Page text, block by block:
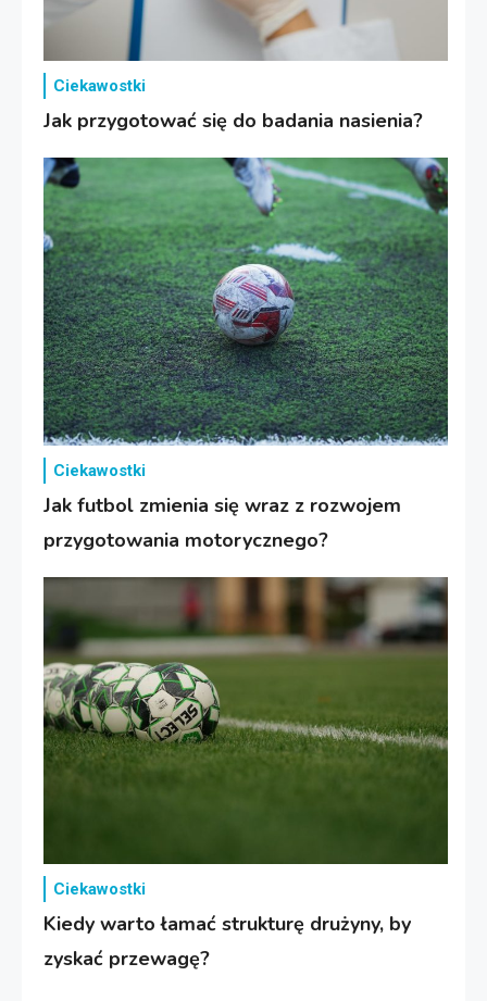
Ciekawostki
Jak przygotować się do badania nasienia?
Ciekawostki
Jak futbol zmienia się wraz z rozwojem
przygotowania motorycznego?
Ciekawostki
Kiedy warto łamać strukturę drużyny, by
zyskać przewagę?